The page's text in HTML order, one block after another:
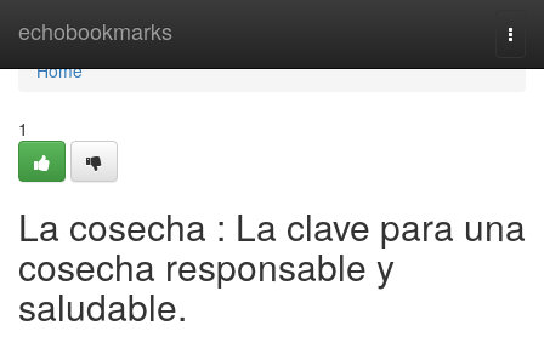
echobookmarks
Home
Home
1
La cosecha : La clave para una
cosecha responsable y
saludable.